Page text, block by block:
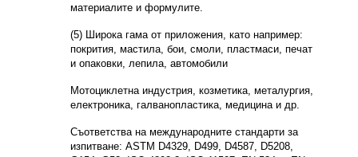
материалите и формулите.
(5) Широка гама от приложения, като например:
покрития, мастила, бои, смоли, пластмаси, печат
и опаковки, лепила, автомобили
Мотоциклетна индустрия, козметика, металургия,
електроника, галванопластика, медицина и др.
Съответства на международните стандарти за
изпитване: ASTM D4329, D499, D4587, D5208,